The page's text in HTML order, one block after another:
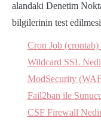
alandaki Denetim
bilgilerinin test
Cron Job
Wildcard SSL
ModSecurity
Fail2ban ile
CSF Firewall